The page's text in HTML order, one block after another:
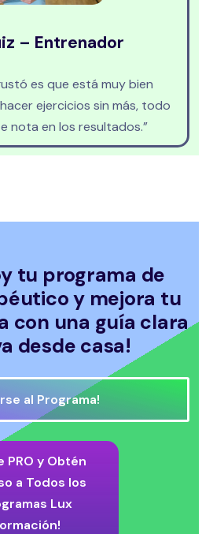
– Entrenador
es que está muy bien
ejercicios sin más, todo
nota en los resultados.”
tu programa de
y mejora tu
con una guía clara
desde casa!
al Programa!
PRO y Obtén
a Todos los
Lux